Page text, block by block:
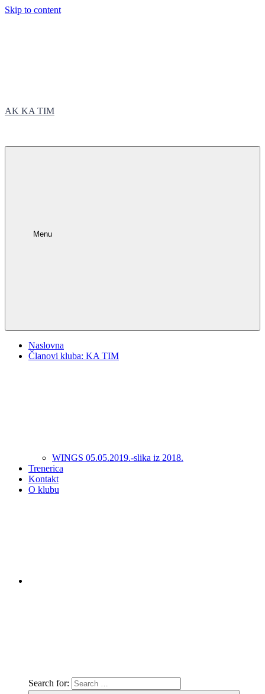
Skip to content
AK KA TIM
Menu
Naslovna
Članovi kluba: KA TIM
WINGS 05.05.2019.-slika iz 2018.
Trenerica
Kontakt
O klubu
Search for: